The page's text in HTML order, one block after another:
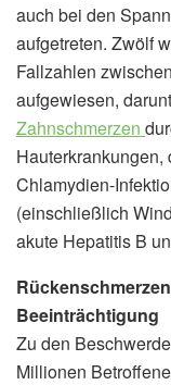
auch bei den
aufgetreten. Zwölf
Fallzahlen
aufgewiesen,
Zahnschmerzen
Chlamydien-
(einschließlich
akute Hepatitis B
Beeinträchtigung
Zu den
Millionen